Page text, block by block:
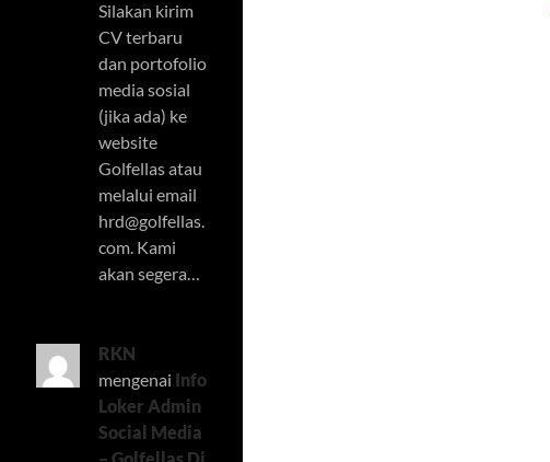
Silakan kirim
CV terbaru
dan portofolio
media sosial
(jika ada) ke
website
Golfellas atau
melalui email
hrd@golfellas.
com. Kami
akan segera…
RKN
mengenai Info
Loker Admin
Social Media